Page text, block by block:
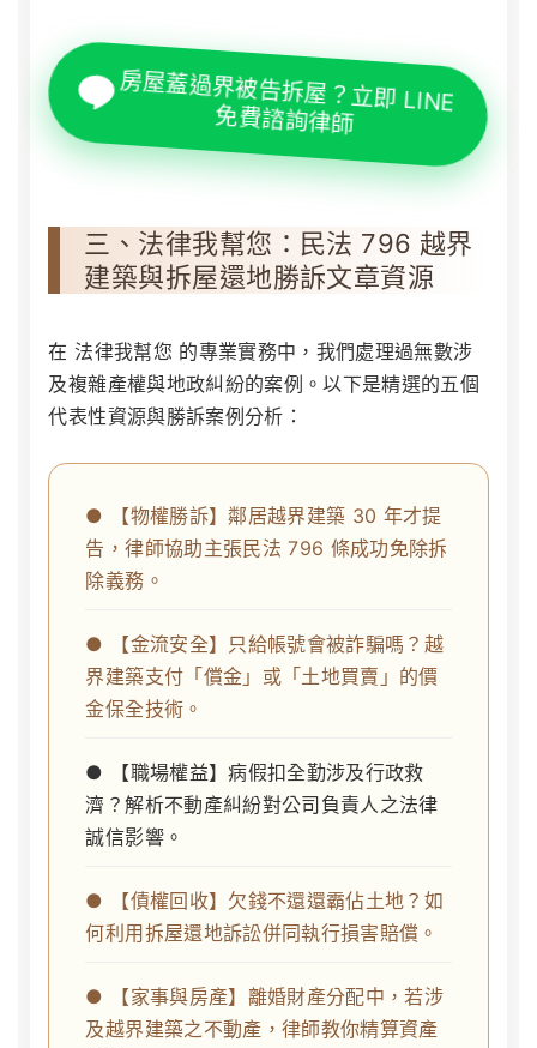
房屋蓋過界被告拆屋？立即 LINE
免費諮詢律師
三、法律我幫您：民法 796 越界
建築與拆屋還地勝訴文章資源
在 法律我幫您 的專業實務中，我們處理過無數涉
及複雜產權與地政糾紛的案例。以下是精選的五個
代表性資源與勝訴案例分析：
● 【物權勝訴】鄰居越界建築 30 年才提
告，律師協助主張民法 796 條成功免除拆
除義務。
● 【金流安全】只給帳號會被詐騙嗎？越
界建築支付「償金」或「土地買賣」的價
金保全技術。
● 【職場權益】病假扣全勤涉及行政救
濟？解析不動產糾紛對公司負責人之法律
誠信影響。
● 【債權回收】欠錢不還還霸佔土地？如
何利用拆屋還地訴訟併同執行損害賠償。
● 【家事與房產】離婚財產分配中，若涉
及越界建築之不動產，律師教你精算資產